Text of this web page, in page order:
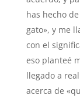
has hecho
gato», y me
con el
eso planteé
llegado a
acerca de